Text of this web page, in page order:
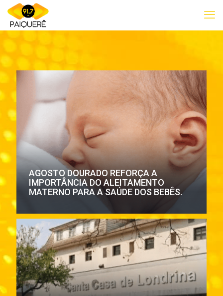
AGOSTO DOURADO REFORÇA A
IMPORTÂNCIA DO ALEITAMENTO
MATERNO PARA A SAÚDE DOS BEBÊS.